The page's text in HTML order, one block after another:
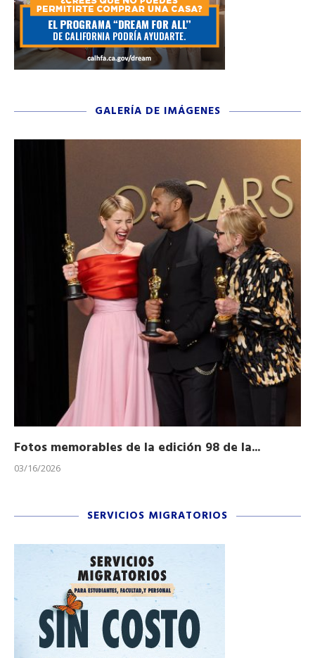
GALERÍA DE IMÁGENES
Fotos memorables de la edición 98 de la...
03/16/2026
SERVICIOS MIGRATORIOS